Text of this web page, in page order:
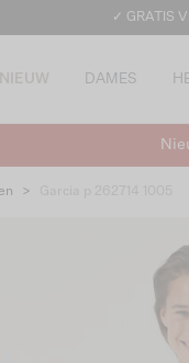
✓ GRATIS
NIEUW DAMES
>